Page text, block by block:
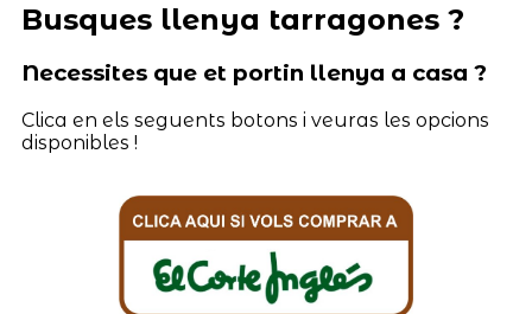
Busques llenya tarragones ?
Necessites que et portin llenya a casa ?
Clica en els seguents botons i veuras les opcions
disponibles !